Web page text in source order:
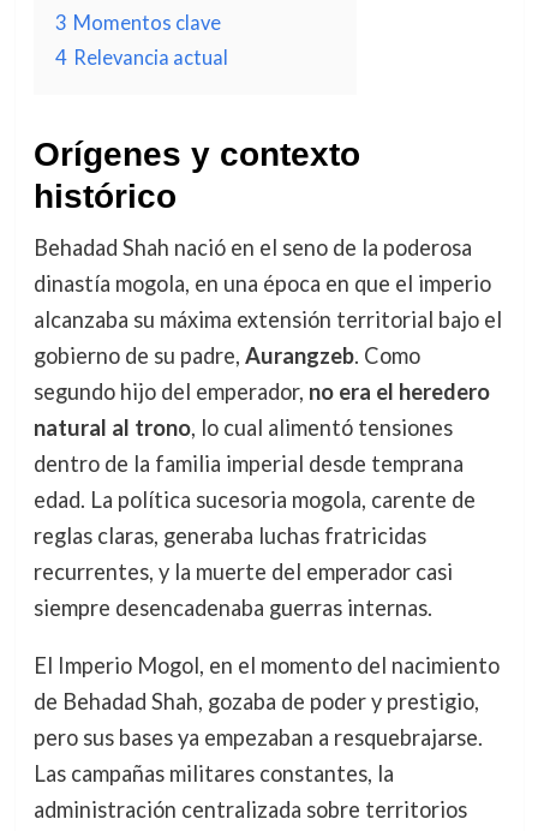
3 Momentos clave
4 Relevancia actual
Orígenes y contexto
histórico
Behadad Shah nació en el seno de la poderosa
dinastía mogola, en una época en que el imperio
alcanzaba su máxima extensión territorial bajo el
gobierno de su padre, Aurangzeb. Como
segundo hijo del emperador, no era el heredero
natural al trono, lo cual alimentó tensiones
dentro de la familia imperial desde temprana
edad. La política sucesoria mogola, carente de
reglas claras, generaba luchas fratricidas
recurrentes, y la muerte del emperador casi
siempre desencadenaba guerras internas.
El Imperio Mogol, en el momento del nacimiento
de Behadad Shah, gozaba de poder y prestigio,
pero sus bases ya empezaban a resquebrajarse.
Las campañas militares constantes, la
administración centralizada sobre territorios